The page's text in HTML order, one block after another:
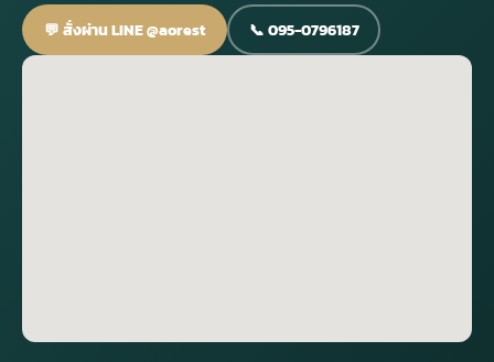
ดอกไม้หน้าโลง
พวงหรีดปทุม
น้าเมรุ ราคา
ดอกไม้งานแต่ง
สั่งพวงหรีดพัดลม
ค่าใช้จ่ายจัดงานศพ
💬 สั่งผ่าน LINE @aorest 📞 095-0796187